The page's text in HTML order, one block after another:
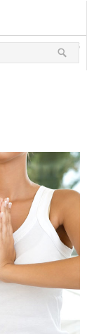
& Vacanze
10 Aprile 2015